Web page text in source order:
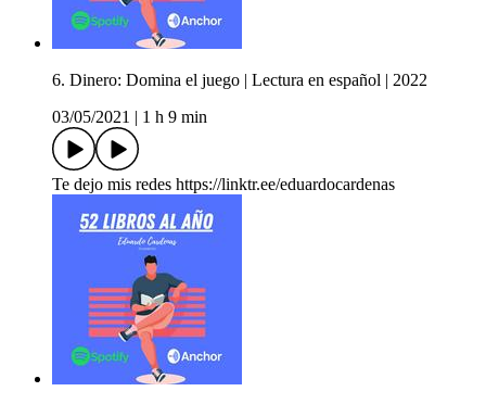
6. Dinero: Domina el juego | Lectura en español | 2022
03/05/2021
1 h 9 min
Te dejo mis redes https://linktr.ee/eduardocardenas